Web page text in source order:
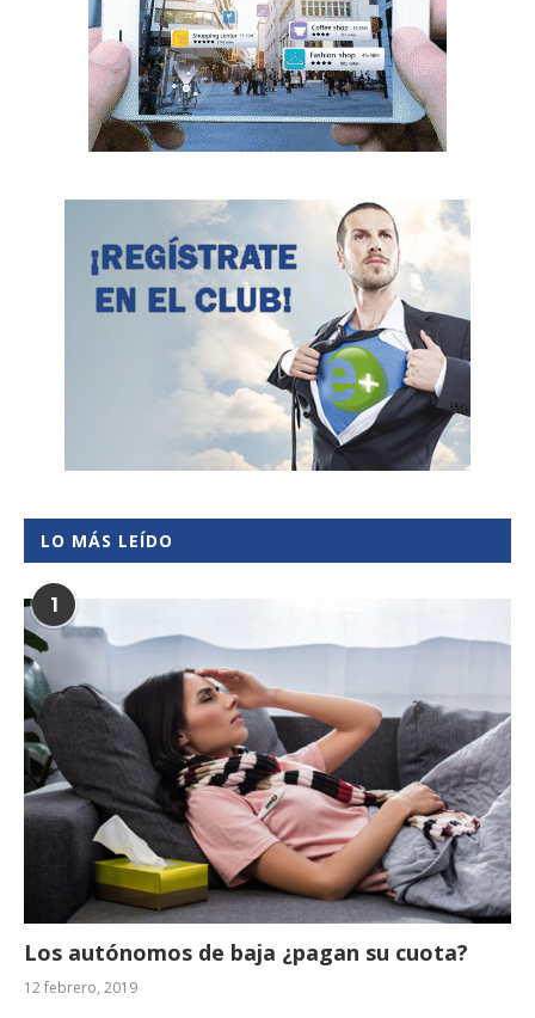
LO MÁS LEÍDO
1
Los autónomos de baja ¿pagan su cuota?
12 febrero, 2019